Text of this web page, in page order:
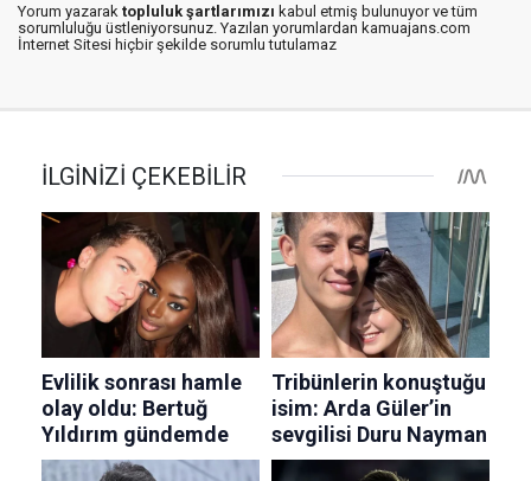
Yorum yazarak topluluk şartlarımızı kabul etmiş bulunuyor ve tüm
sorumluluğu üstleniyorsunuz. Yazılan yorumlardan kamuajans.com
İnternet Sitesi hiçbir şekilde sorumlu tutulamaz